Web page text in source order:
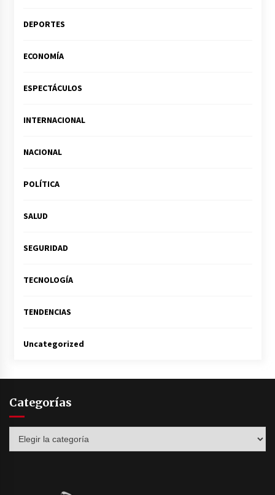
DEPORTES
ECONOMÍA
ESPECTÁCULOS
INTERNACIONAL
NACIONAL
POLÍTICA
SALUD
SEGURIDAD
TECNOLOGÍA
TENDENCIAS
Uncategorized
Categorías